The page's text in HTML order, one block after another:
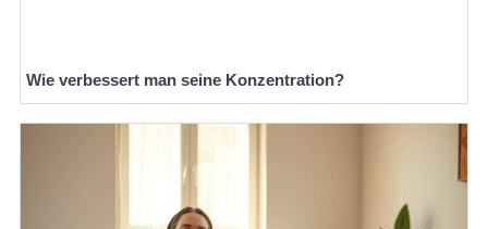
Wie verbessert man seine Konzentration?